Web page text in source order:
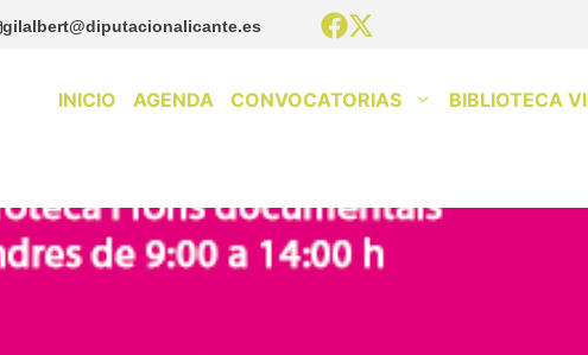
gilalbert@diputacionalicante.es
INICIO AGENDA CONVOCATORIAS BIBLIOTECA